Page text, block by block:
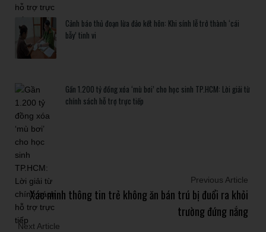
Cảnh báo thủ đoạn lừa đảo kết hôn: Khi sính lễ trở thành ‘cái
bẫy’ tinh vi
Gần 1.200 tỷ đồng xóa ‘mù bơi’ cho học sinh TP.HCM: Lời giải từ
chính sách hỗ trợ trực tiếp
Previous Article
Xác minh thông tin trẻ không ăn bán trú bị đuổi ra khỏi
trường đứng nắng
Next Article